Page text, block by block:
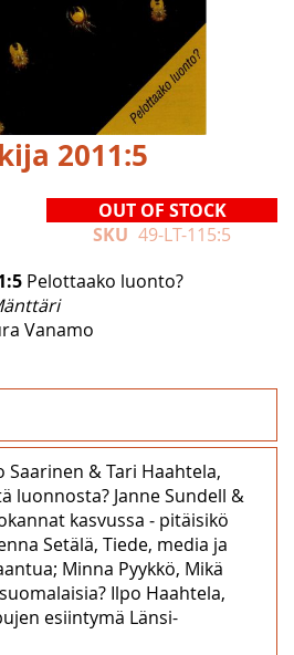
2011:5
OUT OF STOCK
SKU 49-LT-115:5
Pelottaako luonto?
Vanamo
Saarinen & Tari Haahtela,
luonnosta? Janne Sundell &
kasvussa ‒ pitäisikö
Setälä, Tiede, media ja
Minna Pyykkö, Mikä
Ilpo Haahtela,
esiintymä Länsi-